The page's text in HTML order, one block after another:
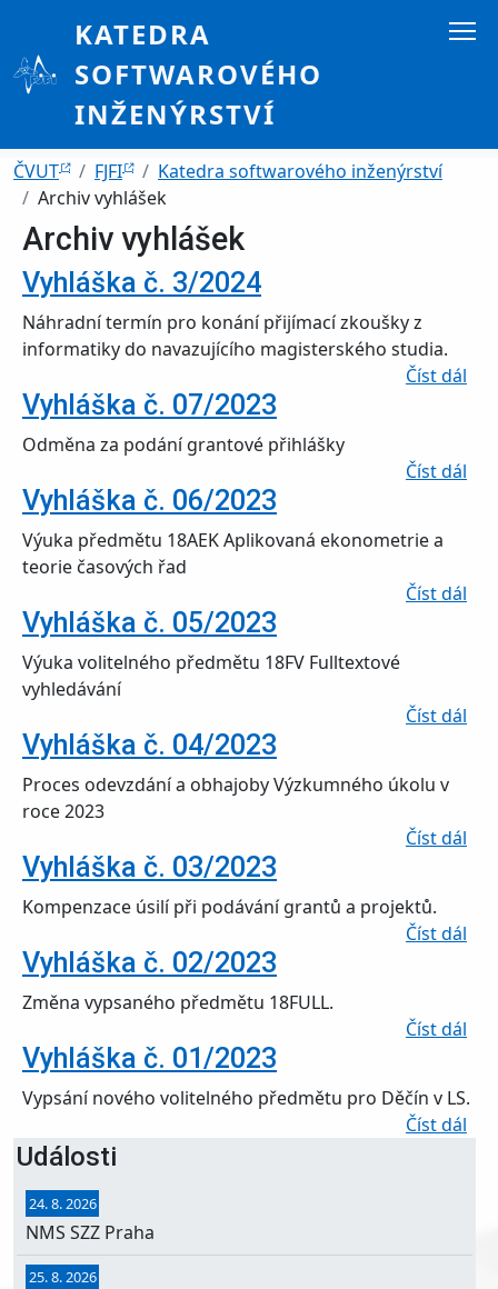
KATEDRA
SOFTWAROVÉHO
INŽENÝRSTVÍ
Drobečková navigace
ČVUT FJFI
Katedra softwarového inženýrství
Archiv vyhlášek
Události
NMS SZZ Praha
24. 8. 2026
25. 8. 2026
Archiv vyhlášek
Vyhláška č. 3/2024
Náhradní termín pro konání přijímací zkoušky z
informatiky do navazujícího magisterského studia.
Číst dál
Vyhláška č. 07/2023
Odměna za podání grantové přihlášky
Číst dál
Vyhláška č. 06/2023
Výuka předmětu 18AEK Aplikovaná ekonometrie a
teorie časových řad
Číst dál
Vyhláška č. 05/2023
Výuka volitelného předmětu 18FV Fulltextové
vyhledávání
Číst dál
Vyhláška č. 04/2023
Proces odevzdání a obhajoby Výzkumného úkolu v
roce 2023
Číst dál
Vyhláška č. 03/2023
Kompenzace úsilí při podávání grantů a projektů.
Číst dál
Vyhláška č. 02/2023
Změna vypsaného předmětu 18FULL.
Číst dál
Vyhláška č. 01/2023
Vypsání nového volitelného předmětu pro Děčín v LS.
Číst dál